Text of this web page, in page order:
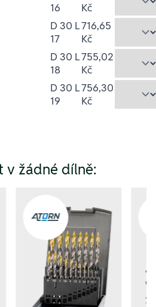
16
Kč
D 30 L
17
716,65
Kč
D 30 L
18
755,02
Kč
D 30 L
19
756,30
Kč
v žádné dílně: